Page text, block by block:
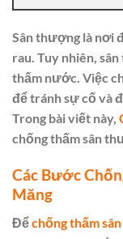
Sân thượng là nơi
rau. Tuy nhiên,
thấm nước. Việc
để tránh sự cố và
Trong bài viết này,
chống thấm sân
Các Bước
Măng
Đểchống thấm